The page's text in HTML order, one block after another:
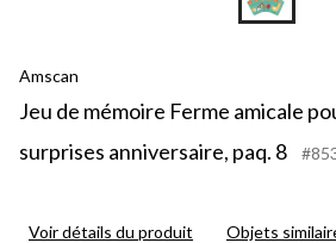
Amscan
Jeu de mémoire Ferme amicale
surprises anniversaire, paq. 8
Voir détails du produit Objets